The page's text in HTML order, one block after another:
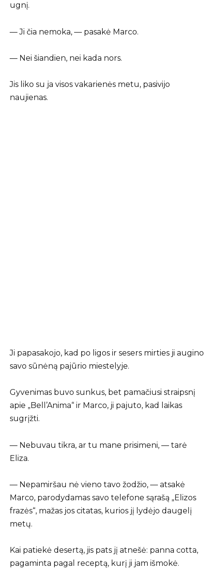
ugnį.
— Ji čia nemoka, — pasakė Marco.
— Nei šiandien, nei kada nors.
Jis liko su ja visos vakarienės metu, pasivijo
naujienas.
Ji papasakojo, kad po ligos ir sesers mirties ji augino
savo sūnėną pajūrio miestelyje.
Gyvenimas buvo sunkus, bet pamačiusi straipsnį
apie „Bell’Anima“ ir Marco, ji pajuto, kad laikas
sugrįžti.
— Nebuvau tikra, ar tu mane prisimeni, — tarė
Eliza.
— Nepamiršau nė vieno tavo žodžio, — atsakė
Marco, parodydamas savo telefone sąrašą „Elizos
frazės“, mažas jos citatas, kurios jį lydėjo daugelį
metų.
Kai patiekė desertą, jis pats jį atnešė: panna cotta,
pagaminta pagal receptą, kurį ji jam išmokė.